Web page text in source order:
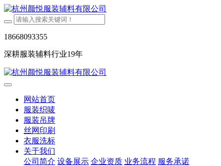
18668093355
深耕服装辅料行业19年
网站首页
服装织唛
服装吊牌
丝网印刷
衣服洗标
关于我们
公司简介 设备展示 企业资质 业务流程 服务承诺